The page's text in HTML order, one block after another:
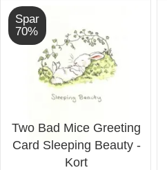
Spar
70%
Two Bad Mice Greeting
Card Sleeping Beauty -
Kort